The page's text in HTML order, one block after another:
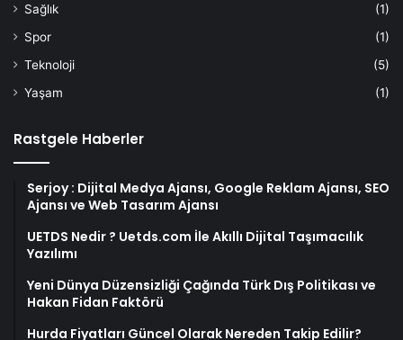
Sağlık
(1)
Spor
(1)
Teknoloji
(5)
Yaşam
(1)
Rastgele Haberler
Serjoy : Dijital Medya Ajansı, Google Reklam Ajansı, SEO
Ajansı ve Web Tasarım Ajansı
UETDS Nedir ? Uetds.com İle Akıllı Dijital Taşımacılık
Yazılımı
Yeni Dünya Düzensizliği Çağında Türk Dış Politikası ve
Hakan Fidan Faktörü
Hurda Fiyatları Güncel Olarak Nereden Takip Edilir?